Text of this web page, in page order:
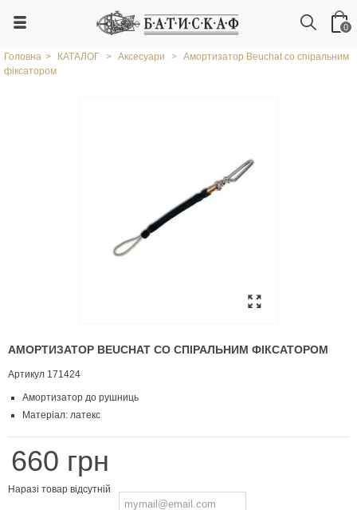
0
Головна > КАТАЛОГ > Аксесуари > Амортизатор Beuchat со спіральним
фіксатором
АМОРТИЗАТОР BEUCHAT СО СПІРАЛЬНИМ ФІКСАТОРОМ
Артикул 171424
Амортизатор до рушниць
Матеріал: латекс
660 грн
Наразі товар відсутній